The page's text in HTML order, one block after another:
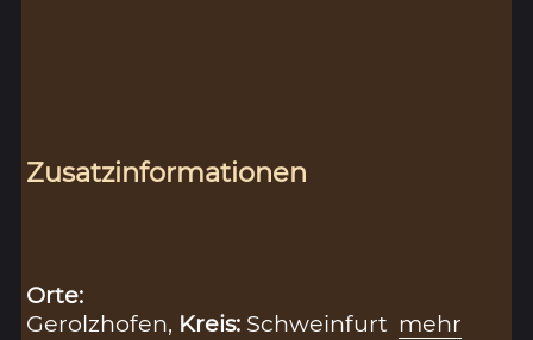
Zusatzinformationen
Orte:
Gerolzhofen, Kreis: Schweinfurt mehr